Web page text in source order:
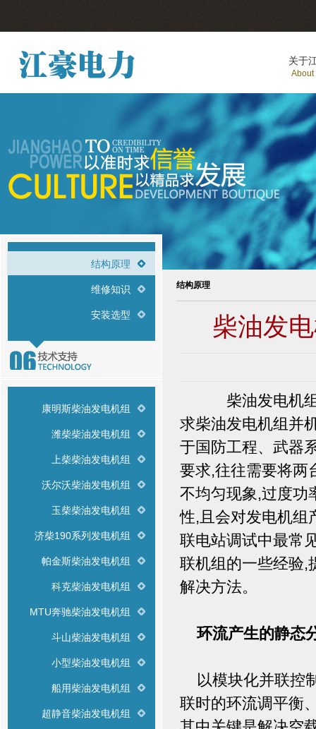
关于
About
结构原理
维修知识
安装选型
康明斯柴油发电机组
潍柴柴油发电机组
上柴柴油发电机组
沃尔沃柴油发电机组
玉柴柴油发电机组
济柴190系列发电机组
帕金斯柴油发电机组
科克柴油发电机组
MTU奔驰柴油发电机组
斗山柴油发电机组
小型柴油发电机组
船用柴油发电机组
超静音柴油发电机组
结构原理
柴油发
柴油发电机组两
求柴油发电机组并
于国防工程、武器
要求,往往需要将两
不均匀现象,过度功
性,且会对发电机组
联电站调试中最常
联机组的一些经验,
解决方法。
环流产生的静态
以模块化并联控
联时的环流调平衡